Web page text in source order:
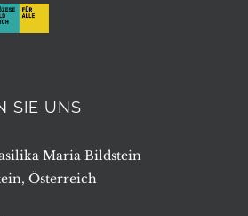
SIE UNS
Maria Bildstein
Österreich